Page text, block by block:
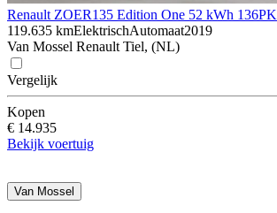
Renault ZOER135 Edition One 52 kWh 136PK
119.635 kmElektrischAutomaat2019
Van Mossel Renault Tiel, (NL)
Vergelijk
Kopen
€ 14.935
Bekijk voertuig
Van Mossel